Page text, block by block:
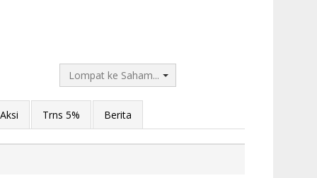
Lompat ke Saham...
Aksi Trns 5% Berita